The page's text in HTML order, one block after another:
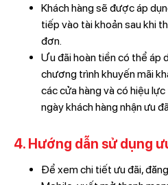
Khách hàng sẽ được áp
tiếp vào tài khoản sau khi
đơn.
Ưu đãi hoàn tiền có thể áp
chương trình khuyến mãi
các cửa hàng và có hiệu
ngày khách hàng nhận ưu
4. Hướng dẫn sử dụng
Để xem chi tiết ưu đãi,